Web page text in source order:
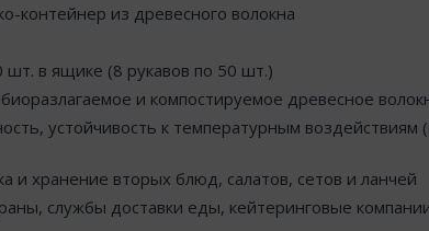
контейнер из древесного волокна
шт. в ящике (8 рукавов по 50 шт.)
и компостируемое древесное
устойчивость к температурным
и хранение вторых блюд, салатов, сетов и ланчей
службы доставки еды, кейтеринговые